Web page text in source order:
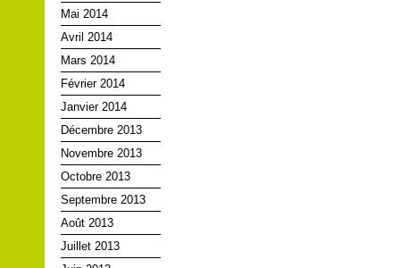
Mai 2014
Avril 2014
Mars 2014
Février 2014
Janvier 2014
Décembre 2013
Novembre 2013
Octobre 2013
Septembre 2013
Août 2013
Juillet 2013